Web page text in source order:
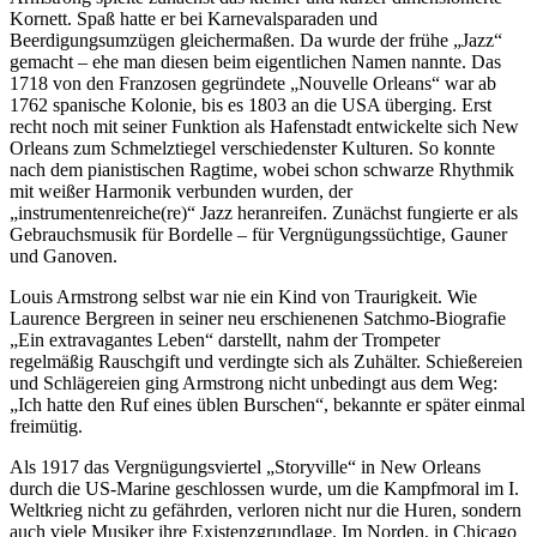
Kornett. Spaß hatte er bei Karnevalsparaden und
Beerdigungsumzügen gleichermaßen. Da wurde der frühe „Jazz“
gemacht – ehe man diesen beim eigentlichen Namen nannte. Das
1718 von den Franzosen gegründete „Nouvelle Orleans“ war ab
1762 spanische Kolonie, bis es 1803 an die USA überging. Erst
recht noch mit seiner Funktion als Hafenstadt entwickelte sich New
Orleans zum Schmelztiegel verschiedenster Kulturen. So konnte
nach dem pianistischen Ragtime, wobei schon schwarze Rhythmik
mit weißer Harmonik verbunden wurden, der
„instrumentenreiche(re)“ Jazz heranreifen. Zunächst fungierte er als
Gebrauchsmusik für Bordelle – für Vergnügungssüchtige, Gauner
und Ganoven.
Louis Armstrong selbst war nie ein Kind von Traurigkeit. Wie
Laurence Bergreen in seiner neu erschienenen Satchmo-Biografie
„Ein extravagantes Leben“ darstellt, nahm der Trompeter
regelmäßig Rauschgift und verdingte sich als Zuhälter. Schießereien
und Schlägereien ging Armstrong nicht unbedingt aus dem Weg:
„Ich hatte den Ruf eines üblen Burschen“, bekannte er später einmal
freimütig.
Als 1917 das Vergnügungsviertel „Storyville“ in New Orleans
durch die US-Marine geschlossen wurde, um die Kampfmoral im I.
Weltkrieg nicht zu gefährden, verloren nicht nur die Huren, sondern
auch viele Musiker ihre Existenzgrundlage. Im Norden, in Chicago